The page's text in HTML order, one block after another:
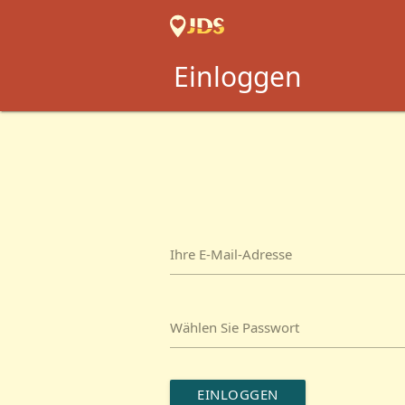
Einloggen
Ihre E-Mail-Adresse
Wählen Sie Passwort
EINLOGGEN